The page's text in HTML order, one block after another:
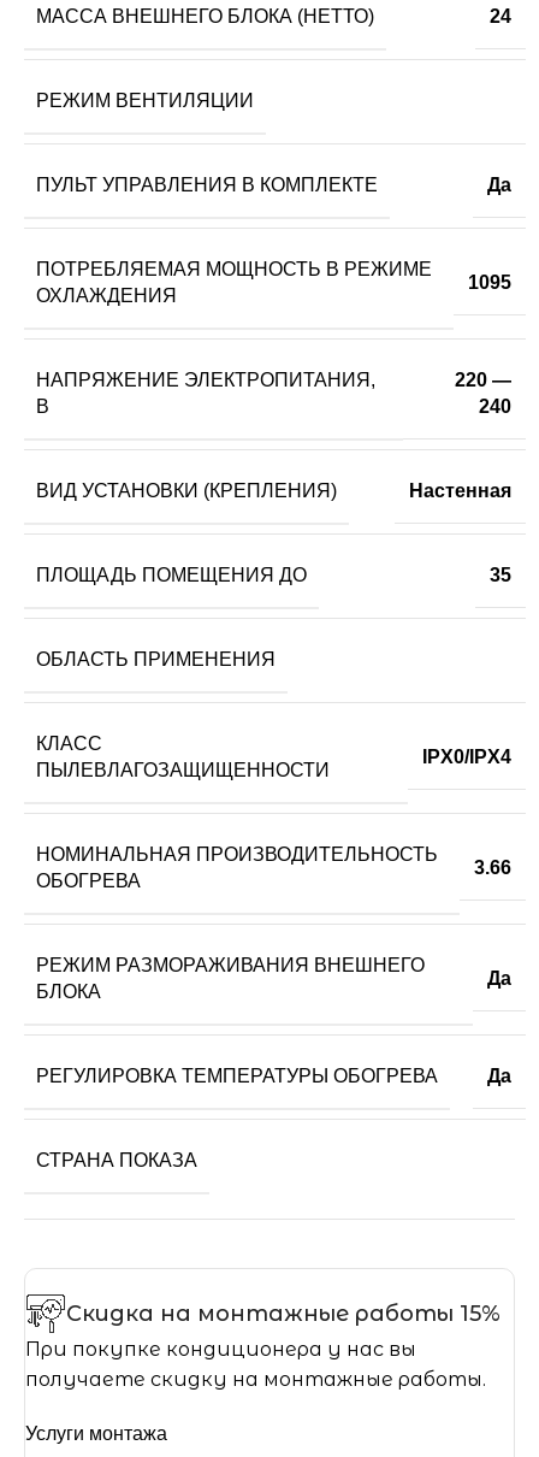
МАССА ВНЕШНЕГО БЛОКА (НЕТТО) 24
РЕЖИМ ВЕНТИЛЯЦИИ
ПУЛЬТ УПРАВЛЕНИЯ В КОМПЛЕКТЕ Да
ПОТРЕБЛЯЕМАЯ МОЩНОСТЬ В РЕЖИМЕ
ОХЛАЖДЕНИЯ
1095
НАПРЯЖЕНИЕ ЭЛЕКТРОПИТАНИЯ,
В
220 —
240
ВИД УСТАНОВКИ (КРЕПЛЕНИЯ) Настенная
ПЛОЩАДЬ ПОМЕЩЕНИЯ ДО 35
ОБЛАСТЬ ПРИМЕНЕНИЯ
КЛАСС
ПЫЛЕВЛАГОЗАЩИЩЕННОСТИ
IPX0/IPX4
НОМИНАЛЬНАЯ ПРОИЗВОДИТЕЛЬНОСТЬ
ОБОГРЕВА
3.66
РЕЖИМ РАЗМОРАЖИВАНИЯ ВНЕШНЕГО
БЛОКА
Да
РЕГУЛИРОВКА ТЕМПЕРАТУРЫ ОБОГРЕВА Да
СТРАНА ПОКАЗА
Скидка на монтажные работы 15%
При покупке кондиционера у нас вы
получаете скидку на монтажные работы.
Услуги монтажа